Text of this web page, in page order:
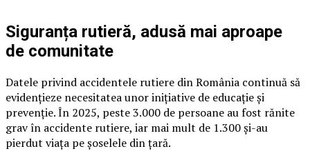
Siguranța rutieră, adusă mai aproape
de comunitate
Datele privind accidentele rutiere din România continuă să
evidențieze necesitatea unor inițiative de educație și
prevenție. În 2025, peste 3.000 de persoane au fost rănite
grav în accidente rutiere, iar mai mult de 1.300 și-au
pierdut viața pe șoselele din țară.